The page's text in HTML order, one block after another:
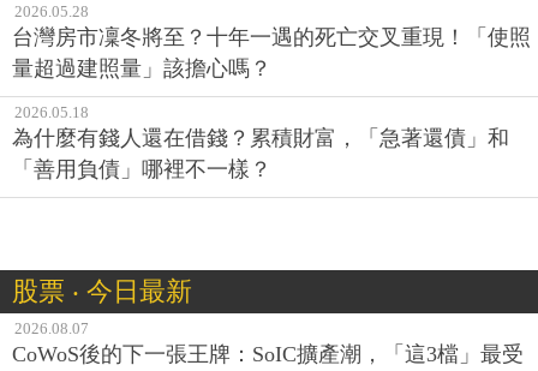
2026.05.28
台灣房市凜冬將至？十年一遇的死亡交叉重現！「使照
量超過建照量」該擔心嗎？
2026.05.18
為什麼有錢人還在借錢？累積財富，「急著還債」和
「善用負債」哪裡不一樣？
股票 ‧ 今日最新
2026.08.07
CoWoS後的下一張王牌：SoIC擴產潮，「這3檔」最受